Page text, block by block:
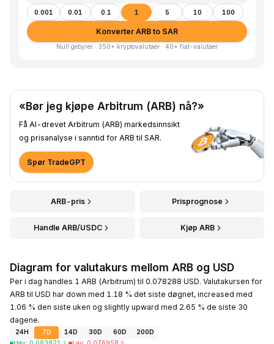
0.001 0.01 0.1 1 5 10 100
Konverter ARB to SAR
Null gebyrer · 350+ kryptovalutaer · 40+ fiat-valutaer
«Bør jeg kjøpe Arbitrum (ARB) nå?»
Få AI-drevet Arbitrum (ARB) markedsinnsikt
og prisanalyse i sanntid for ARB til SAR.
Spør TradeGPT
ARB-pris Prisprognose
Handle ARB/USDC Kjøp ARB
Diagram for valutakurs mellom ARB og USD
Per i dag handles 1 ARB (Arbitrum) til 0.078288 USD. Valutakursen for
ARB til USD har down med 1.18 % det siste døgnet, increased med
1.06 % den siste uken og slightly upward med 2.65 % de siste 30
dagene.
24H 7D 14D 30D 60D
200D